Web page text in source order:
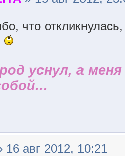
что
уснул, а
16 авг 2012, 10:21